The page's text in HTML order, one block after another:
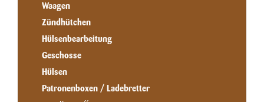
Waagen
Zündhütchen
Hülsenbearbeitung
Geschosse
Hülsen
Patronenboxen / Ladebretter